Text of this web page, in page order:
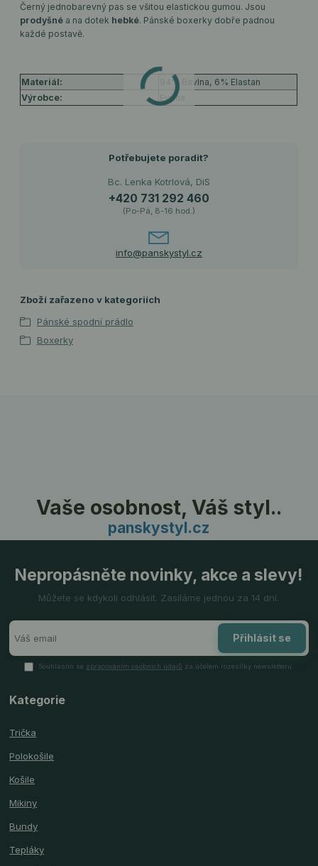
Černý jednobarevný pas se všitou elastickou gumou. Jsou
prodyšné a na dotek hebké. Pánské boxerky dobře padnou
každé postavě.
Materiál:
94% Bavlna, 6% Elastan
Výrobce:
Evona
Potřebujete poradit?
Bc. Lenka Kotrlová, DiS
+420 731 292 460
(Po-Pá, 8-16 hod.)
info@panskystyl.cz
Zboží zařazeno v kategoriích
Pánské spodní prádlo
Boxerky
Vaše osobnost, Váš styl..
panskystyl.cz
Nepropásněte novinky, akce a slevy!
Můžete se kdykoli odhlásit. Zasíláme jednou za 14 dní.
Přihlásit se
Souhlasím se zpracováním osobních údajů za účelem rozesílky newsletteru.
Kategorie
Trička
Polokošile
Košile
Mikiny
Bundy
Tepláky